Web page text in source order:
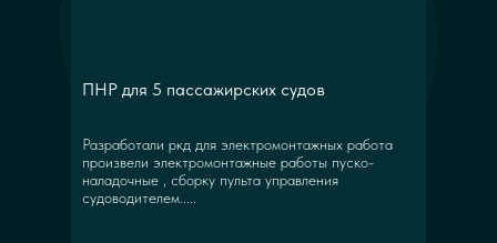
Разработали ркд для электромонтажных работа
произвели электромонтажные работы пуско-
наладочные , сборку пульта управления
судоводителем.....
ПНР для 5 пассажирских судов